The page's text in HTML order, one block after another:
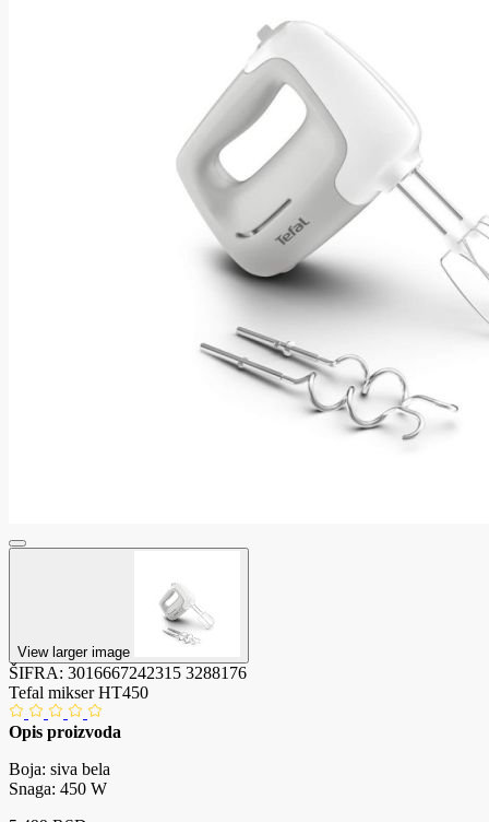
View larger image
ŠIFRA: 3016667242315 3288176
Tefal mikser HT450
Opis proizvoda
Boja: siva bela
Snaga: 450 W